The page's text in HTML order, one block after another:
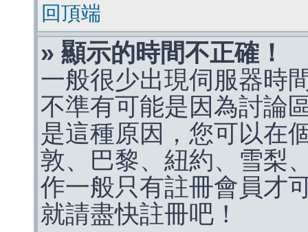
回頂端
» 顯示的時間不正確！
一般很少出現伺服器時
不準有可能是因為討論
是這種原因，您可以在
敦、巴黎、紐約、雪梨
作一般只有註冊會員才
就請盡快註冊吧！